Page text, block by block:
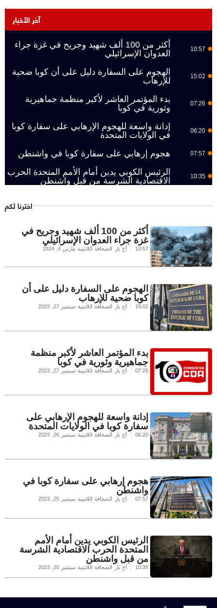
آخر الأخبار
10:57
أكثر من 100 ألف شهيد وجريح في غزة جراء
العدوان الإسرائيلي
15:02
الهجوم على السفارة دليل على أن كوبا ضحية
للإرهاب
07:26
بدء المؤتمر العاشر لأكبر منظمة جماهيرية
وثورية في كوبا
06:20
إدانة واسعة للهجوم الإرهابي على سفارة كوبا
في الولايات المتحدة
07:57 هجوم إرهابي على سفارة كوبا في واشنطن
10:35
الرئيس الكوبي يدين أمام الأمم المتحدة الحرب
الاقتصادية الشرسة من قبل واشنطن
اخترنا لكم
أكثر من 100 ألف شهيد وجريح في
غزة جراء العدوان الإسرائيلي
10:57 أخ بار الصحافة اللاتينية مارس 4, 2024
الهجوم على السفارة دليل على أن
كوبا ضحية للإرهاب
15:02 أخ بار الصحافة اللاتينية سبتمبر 27, 2023
بدء المؤتمر العاشر لأكبر منظمة
جماهيرية وثورية في كوبا
07:26 أخ بار الصحافة اللاتينية سبتمبر 27, 2023
إدانة واسعة للهجوم الإرهابي على
سفارة كوبا في الولايات المتحدة
06:20 أخ بار الصحافة اللاتينية سبتمبر 26, 2023
هجوم إرهابي على سفارة كوبا في
واشنطن
07:57 أخ بار الصحافة اللاتينية سبتمبر 25, 2023
الرئيس الكوبي يدين أمام الأمم
المتحدة الحرب الاقتصادية الشرسة
من قبل واشنطن
10:35 أخ بار الصحافة اللاتينية سبتمبر 20, 2023